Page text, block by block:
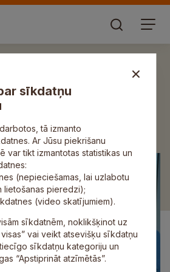
novada
Latvijas
biedrības balvā
sīkdatņu
tā izmanto
Ar Jūsu piekrišanu
var tikt izmantotas statistikas un
(nepieciešamas, lai uzlabotu
lietošanas pieredzi);
(video skatījumiem).
sīkdatnēm, noklikšķinot uz
vai veikt atsevišķu sīkdatņu
sīkdatņu kategoriju un
“Apstiprināt atzīmētās”.